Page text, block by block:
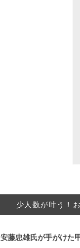
少人数が叶う！
安藤忠雄氏が手がけた